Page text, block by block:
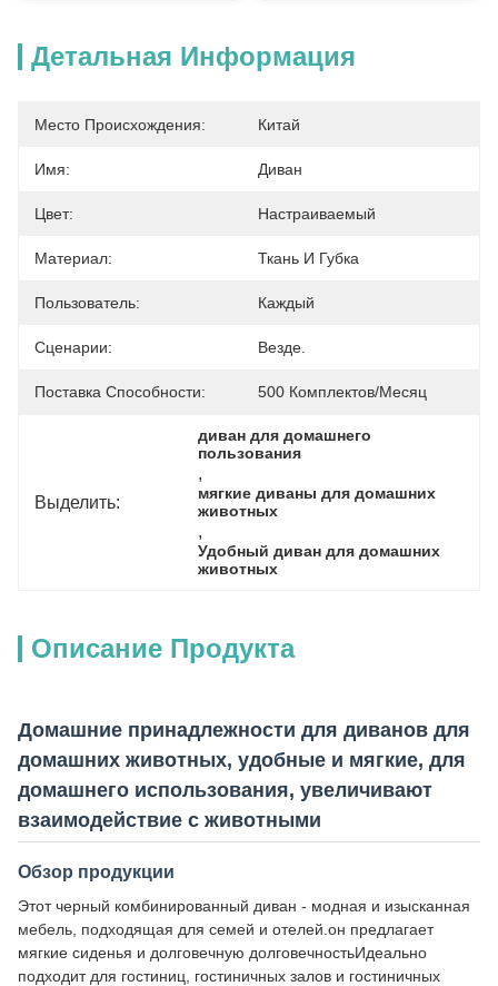
Детальная Информация
Место Происхождения: Китай
Имя: Диван
Цвет: Настраиваемый
Материал: Ткань И Губка
Пользователь: Каждый
Сценарии: Везде.
Поставка Способности: 500 Комплектов/месяц
Выделить:
диван для домашнего
пользования
,
мягкие диваны для домашних
животных
,
Удобный диван для домашних
животных
Описание Продукта
Домашние принадлежности для диванов для
домашних животных, удобные и мягкие, для
домашнего использования, увеличивают
взаимодействие с животными
Обзор продукции
Этот черный комбинированный диван - модная и изысканная
мебель, подходящая для семей и отелей.он предлагает
мягкие сиденья и долговечную долговечностьИдеально
подходит для гостиниц, гостиничных залов и гостиничных